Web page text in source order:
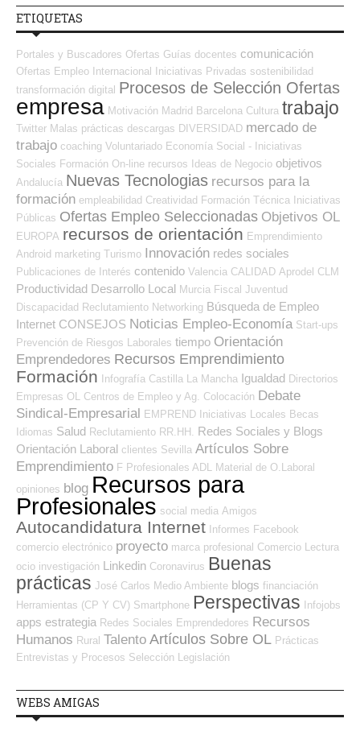
ETIQUETAS
Portales y Buscadores Ofertas Guías docentes comunicación
Ofertas Empleo Internacional Iniciativas Privadas sostenibilidad
transformación digital Procesos de Selección Ofertas
empresa Motivación Madrid Barcelona Cultura trabajo
Twitter Malas prácticas descargas DIVERSIDAD mercado de
trabajo coaching Voluntariado Economía Social - Iniciativas
Sociales Formación On-line recursos Ideas de Negocio objetivos
Andalucía Nuevas Tecnologias recursos para la
formación empleabilidad Creatividad Formación Técnica Iniciativas
Públicas Ofertas Empleo Seleccionadas Objetivos OL
EUROPA recursos de orientación Emprendimiento
Android marketing Turismo Innovación redes sociales
Publicaciones de Interés contenido Valencia CALIDAD Aprodel CLM
Productividad Desarrollo Local Murcia Fiscal Juventud
Discapacidad Reclutamiento Networking Búsqueda de Empleo
Internet CONSEJOS Noticias Empleo-Economía Start-ups
Prevención de Riesgos Laborales tiempo Orientación
Emprendedores Recursos Emprendimiento
Formación Infografía Castilla La Mancha Igualdad Directorios
Empresas OL Centros de Empleo y Ag. Colocación Debate
Sindical-Empresarial EMPREND Iniciativas Locales Becas
Idiomas Salud Reclutamiento RR.HH. Redes Sociales y Blogs
Orientación Laboral clientes Sevilla Artículos Sobre
Emprendimiento F Profesionales ADL Material de O.Laboral
opiniones blog Recursos para
Profesionales social media Amigos
Autocandidatura Internet Informes Facebook
comercio electrónico proyecto marca profesional Comercio Lectura
ocio investigación Linkedin Coronavirus Buenas
prácticas José Carlos Medio Ambiente blogs financiación
Herramientas (CP Y CV) Smartphone Perspectivas Infojobs
apps estrategia Redes Sociales Emprendedores Recursos
Humanos Rural Talento Artículos Sobre OL Prácticas
Entrevistas y Procesos Selección Legislación
WEBS AMIGAS